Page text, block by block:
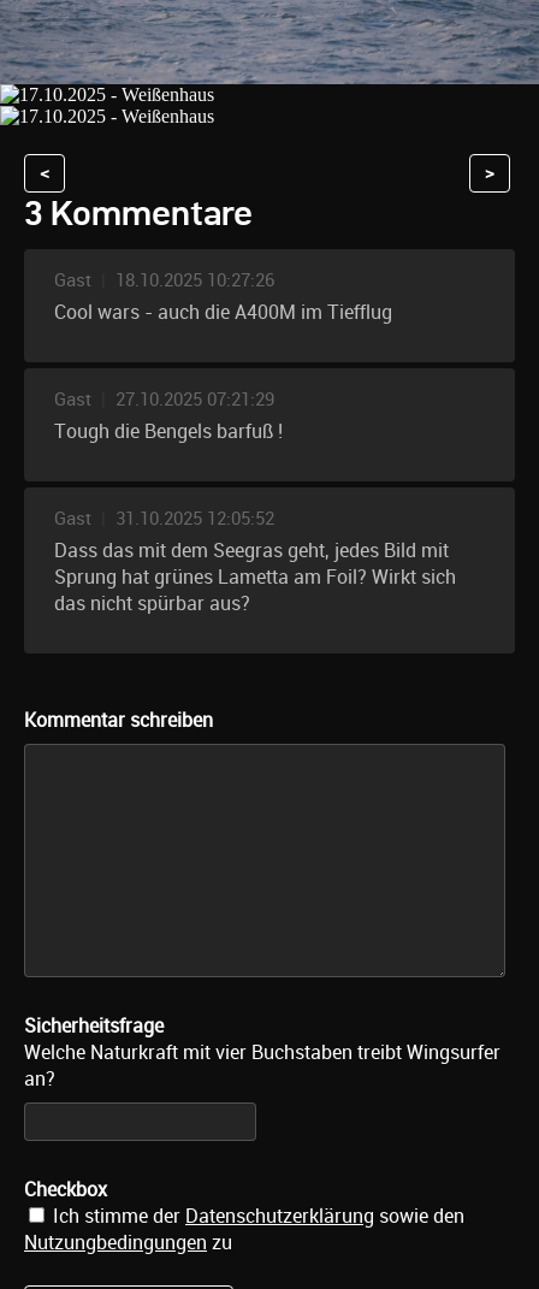
< >
3 Kommentare
Gast 18.10.2025 10:27:26
Cool wars - auch die A400M im Tiefflug
Gast 27.10.2025 07:21:29
Tough die Bengels barfuß !
Gast 31.10.2025 12:05:52
Dass das mit dem Seegras geht, jedes Bild mit
Sprung hat grünes Lametta am Foil? Wirkt sich
das nicht spürbar aus?
Kommentar schreiben
Sicherheitsfrage
Welche Naturkraft mit vier Buchstaben treibt Wingsurfer
an?
Checkbox
Ich stimme der Datenschutzerklärung sowie den
Nutzungbedingungen zu